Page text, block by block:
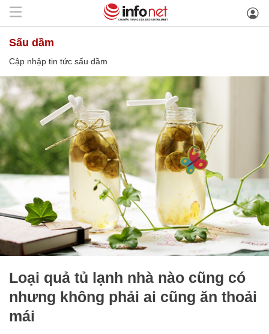
sấu dầm
Cập nhập tin tức sấu dầm
Loại quả tủ lạnh nhà nào cũng có
nhưng không phải ai cũng ăn thoải
mái